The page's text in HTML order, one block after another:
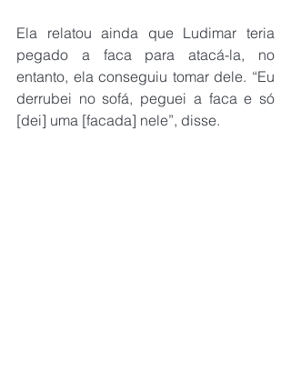
Ela relatou ainda que Ludimar teria
pegado a faca para atacá-la, no
entanto, ela conseguiu tomar dele. “Eu
derrubei no sofá, peguei a faca e só
[dei] uma [facada] nele”, disse.